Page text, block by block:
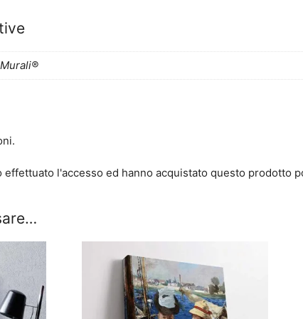
effettuato l'accesso ed hanno acquistato questo prodotto